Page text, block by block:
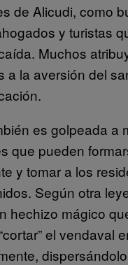
de Alicudi, como
y turistas
Muchos
a la aversión del
es golpeada a
que pueden
y tomar a los
Según otra
hechizo mágico
el vendaval